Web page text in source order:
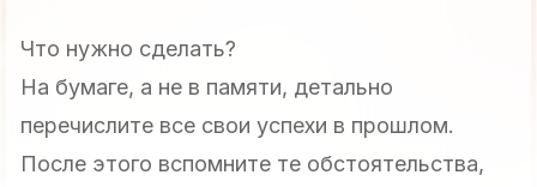
Что нужно сделать?
На бумаге, а не в памяти, детально
перечислите все свои успехи в прошлом.
После этого вспомните те обстоятельства,